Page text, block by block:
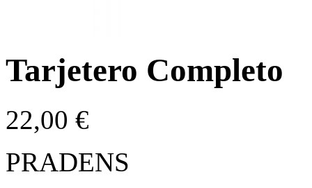
Tarjetero Completo
22,00 €
PRADENS